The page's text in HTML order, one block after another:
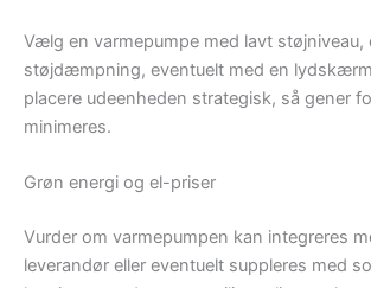
Vælg en varmepumpe med lavt støjniveau,
støjdæmpning, eventuelt med en
placere udeenheden strategisk, så gener
minimeres.
Grøn energi og el-priser
Vurder om varmepumpen kan integreres
leverandør eller eventuelt suppleres med